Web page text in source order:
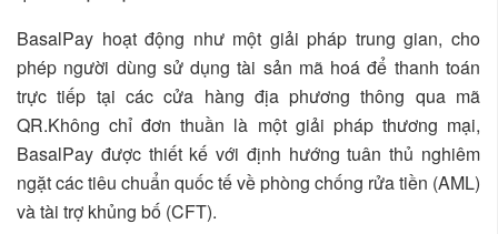
BasalPay hoạt động như một giải pháp trung gian, cho
phép người dùng sử dụng tài sản mã hoá để thanh toán
trực tiếp tại các cửa hàng địa phương thông qua mã
QR.Không chỉ đơn thuần là một giải pháp thương mại,
BasalPay được thiết kế với định hướng tuân thủ nghiêm
ngặt các tiêu chuẩn quốc tế về phòng chống rửa tiền (AML)
và tài trợ khủng bố (CFT).